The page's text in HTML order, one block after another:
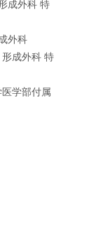
成外科 特
外科
成外科 特
学部付属